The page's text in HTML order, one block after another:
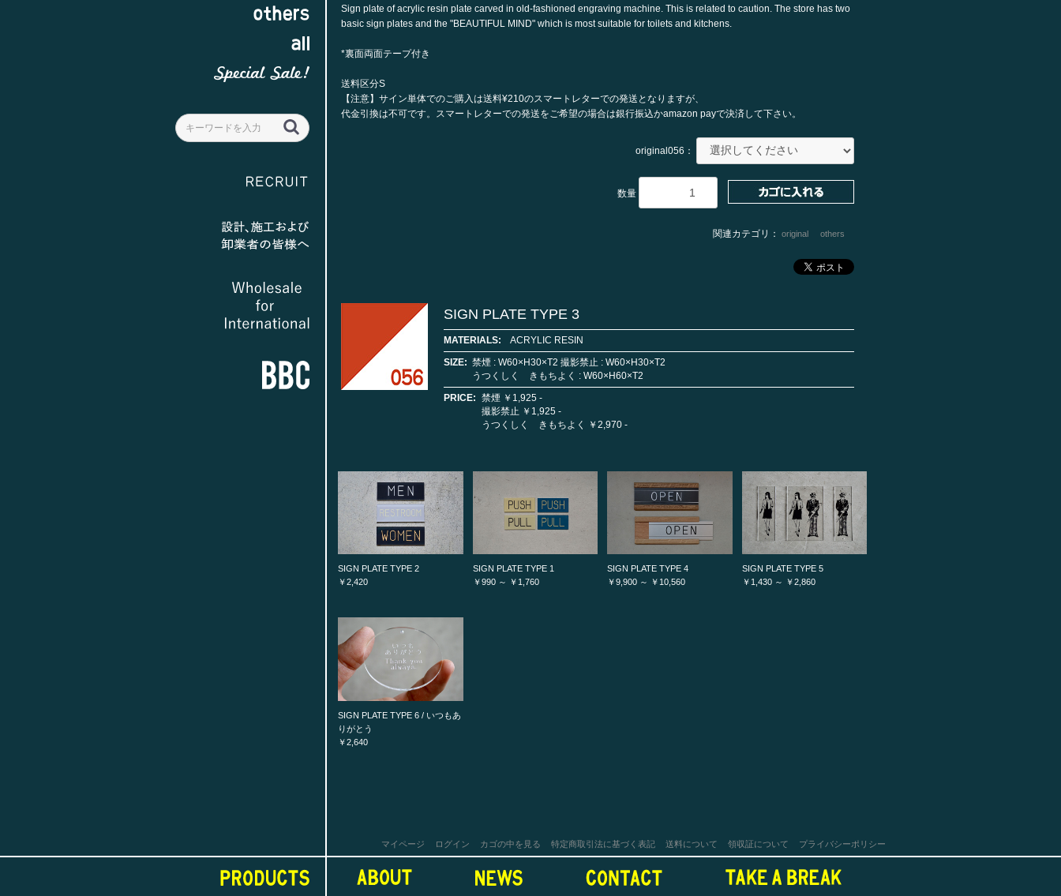
Sign plate of acrylic resin plate carved in old-fashioned engraving machine. This is related to caution. The store has two
basic sign plates and the "BEAUTIFUL MIND" which is most suitable for toilets and kitchens.
*裏面両面テープ付き
送料区分S
【注意】サイン単体でのご購入は送料¥210のスマートレターでの発送となりますが、
代金引換は不可です。スマートレターでの発送をご希望の場合は銀行振込かamazon payで決済して下さい。
original056：
数量
関連カテゴリ： original others
SIGN PLATE TYPE 3
MATERIALS:
ACRYLIC RESIN
SIZE: 禁煙 : W60×H30×T2 撮影禁止 : W60×H30×T2
うつくしく きもちよく : W60×H60×T2
PRICE: 禁煙 ￥1,925 -
撮影禁止 ￥1,925 -
うつくしく きもちよく ￥2,970 -
SIGN PLATE TYPE 2
￥2,420
SIGN PLATE TYPE 1
￥990 ～ ￥1,760
SIGN PLATE TYPE 4
￥9,900 ～ ￥10,560
SIGN PLATE TYPE 5
￥1,430 ～ ￥2,860
SIGN PLATE TYPE 6 / いつもあ
りがとう
￥2,640
マイページ ログイン カゴの中を見る 特定商取引法に基づく表記 送料について 領収証について プライバシーポリシー